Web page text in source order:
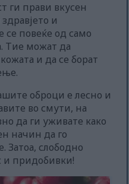
ги прави вкусен
и
се повеќе од само
Тие можат да
и да се борат
оброци е лесно и
во смути, на
да ги уживате како
начин да го
Затоа, слободно
и придобивки!